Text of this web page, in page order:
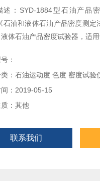
述：SYD-1884型石油产品
石油和液体石油产品密度测定
体石油产品密度试验器，适
：
：石油运动度 色度 密度试验
：2019-05-15
：其他
联系我们